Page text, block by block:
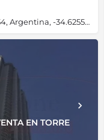
Brasil 615, San Telmo, Buenos Aires, C1154, Argentina, -34.62556, -58.37412
EN TORRE